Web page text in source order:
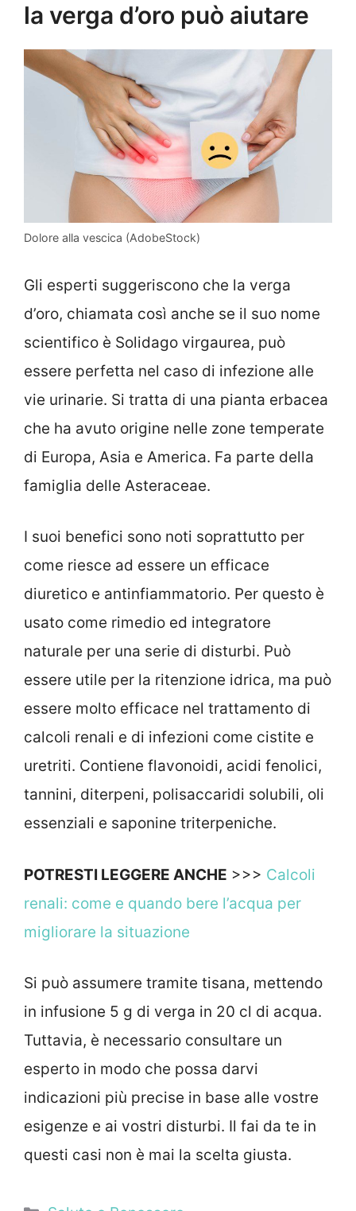
la verga d’oro può aiutare
Dolore alla vescica (AdobeStock)
Gli esperti suggeriscono che la verga
d’oro, chiamata così anche se il suo nome
scientifico è Solidago virgaurea, può
essere perfetta nel caso di infezione alle
vie urinarie. Si tratta di una pianta erbacea
che ha avuto origine nelle zone temperate
di Europa, Asia e America. Fa parte della
famiglia delle Asteraceae.
I suoi benefici sono noti soprattutto per
come riesce ad essere un efficace
diuretico e antinfiammatorio. Per questo è
usato come rimedio ed integratore
naturale per una serie di disturbi. Può
essere utile per la ritenzione idrica, ma può
essere molto efficace nel trattamento di
calcoli renali e di infezioni come cistite e
uretriti. Contiene flavonoidi, acidi fenolici,
tannini, diterpeni, polisaccaridi solubili, oli
essenziali e saponine triterpeniche.
POTRESTI LEGGERE ANCHE >>> Calcoli
renali: come e quando bere l’acqua per
migliorare la situazione
Si può assumere tramite tisana, mettendo
in infusione 5 g di verga in 20 cl di acqua.
Tuttavia, è necessario consultare un
esperto in modo che possa darvi
indicazioni più precise in base alle vostre
esigenze e ai vostri disturbi. Il fai da te in
questi casi non è mai la scelta giusta.